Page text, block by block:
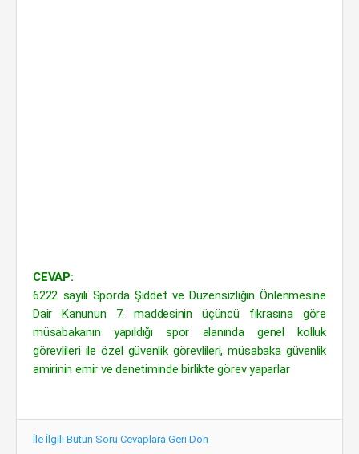
CEVAP:
6222 sayılı Sporda Şiddet ve Düzensizliğin Önlenmesine
Dair Kanunun 7. maddesinin üçüncü fıkrasına göre
müsabakanın yapıldığı spor alanında genel kolluk
görevlileri ile özel güvenlik görevlileri, müsabaka güvenlik
amirinin emir ve denetiminde birlikte görev yaparlar
İle İlgili Bütün Soru Cevaplara Geri Dön